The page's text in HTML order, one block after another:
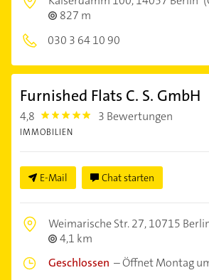
827 m
030 3 64 10 90
Furnished Flats C. S. GmbH
4,8 4.8 3 Bewertungen
IMMOBILIEN
E-Mail Chat starten
Weimarische Str. 27,10715
4,1 km
Geschlossen –Öffnet Montag